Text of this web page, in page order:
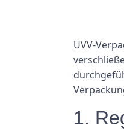
UVV-
1.